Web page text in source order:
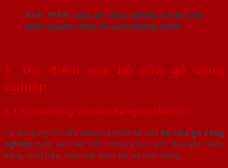
Xem thêm: Cửa gỗ công nghiệp bị nở: Tìm
hiểu nguyên nhân và cách phòng tránh
3. Ưu điểm của bộ cửa gỗ công
nghiệp
3.1 Sự đa dạng về kiểu dáng và thiết kế
Sự đa dạng về kiểu dáng và thiết kế của bộ cửa gỗ công
nghiệp được xem xét trên nhiều khía cạnh. Bao gồm kiểu
dáng, chất liệu, mẫu mã, màu sắc và tính năng.